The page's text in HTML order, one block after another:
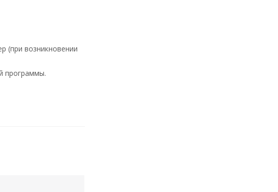
(при возникновении
программы.